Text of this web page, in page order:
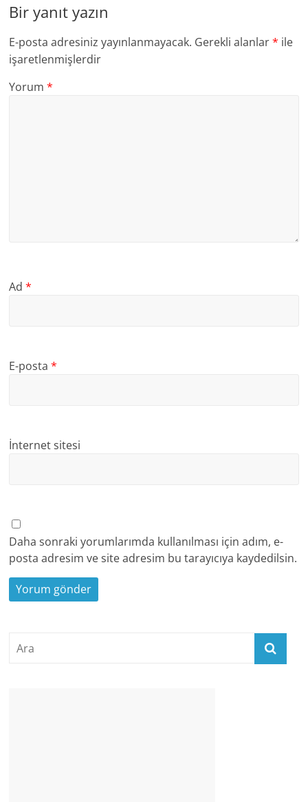
Bir yanıt yazın
E-posta adresiniz yayınlanmayacak. Gerekli alanlar* ile
işaretlenmişlerdir
Yorum*
Ad*
E-posta*
İnternet sitesi
Daha sonraki yorumlarımda kullanılması için adım, e-
posta adresim ve site adresim bu tarayıcıya kaydedilsin.